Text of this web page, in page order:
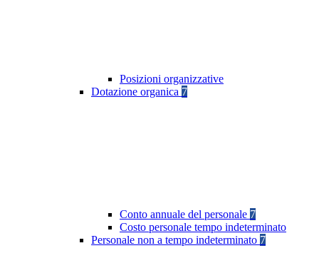
Posizioni organizzative
Dotazione organica 7
Conto annuale del personale 7
Costo personale tempo indeterminato
Personale non a tempo indeterminato 7